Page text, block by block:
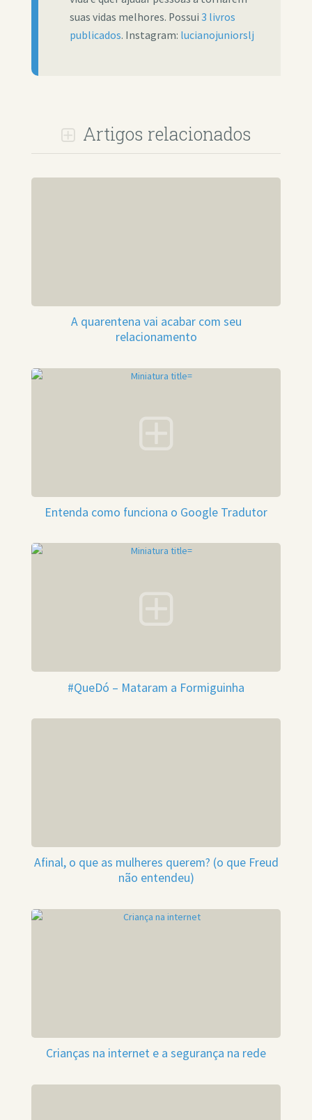
suas vidas melhores. Possui 3 livros
publicados. Instagram: lucianojuniorslj
Artigos relacionados
A quarentena vai acabar com seu
relacionamento
Entenda como funciona o Google Tradutor
#QueDó – Mataram a Formiguinha
Afinal, o que as mulheres querem? (o que Freud
não entendeu)
Crianças na internet e a segurança na rede